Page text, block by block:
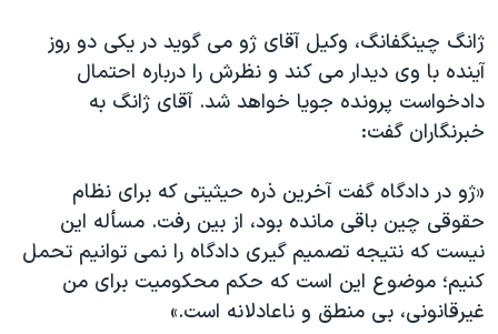
ژانگ چینگفانگ، وکیل آقای ژو می گوید در یکی دو روز
آینده با وی دیدار می کند و نظرش را درباره احتمال
دادخواست پرونده جویا خواهد شد. آقای ژانگ به
خبرنگاران گفت:
«ژو در دادگاه گفت آخرین ذره حیثیتی که برای نظام
حقوقی چین باقی مانده بود، از بین رفت. مسأله این
نیست که نتیجه تصمیم گیری دادگاه را نمی توانیم تحمل
کنیم؛ موضوع این است که حکم محکومیت برای من
غیرقانونی، بی منطق و ناعادلانه است.»